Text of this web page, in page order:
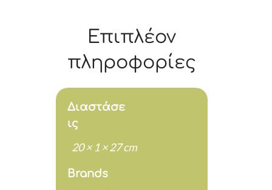
Επιπλέον
πληροφορίες
Διαστάσε
ις
20 × 1 × 27 cm
Brands